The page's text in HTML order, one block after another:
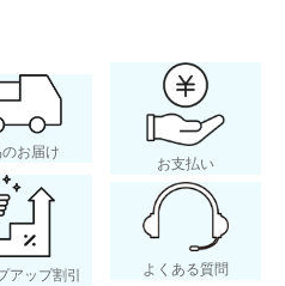
お届け
お支払い
アップ割引 よくある質問